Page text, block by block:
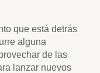
que está detrás
alguna
de las
lanzar nuevos